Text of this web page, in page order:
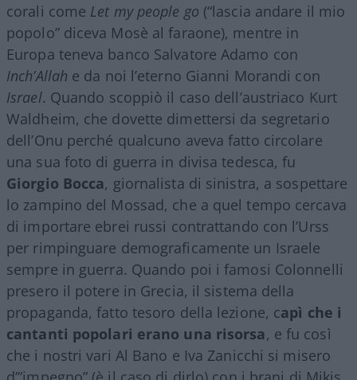
corali come Let my people go (“lascia andare il mio
popolo” diceva Mosè al faraone), mentre in
Europa teneva banco Salvatore Adamo con
Inch’Allah e da noi l’eterno Gianni Morandi con
Israel. Quando scoppiò il caso dell’austriaco Kurt
Waldheim, che dovette dimettersi da segretario
dell’Onu perché qualcuno aveva fatto circolare
una sua foto di guerra in divisa tedesca, fu
Giorgio Bocca, giornalista di sinistra, a sospettare
lo zampino del Mossad, che a quel tempo cercava
di importare ebrei russi contrattando con l’Urss
per rimpinguare demograficamente un Israele
sempre in guerra. Quando poi i famosi Colonnelli
presero il potere in Grecia, il sistema della
propaganda, fatto tesoro della lezione, capì che i
cantanti popolari erano una risorsa, e fu così
che i nostri vari Al Bano e Iva Zanicchi si misero